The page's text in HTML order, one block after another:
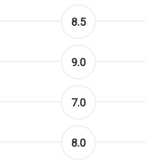
8.5
9.0
7.0
8.0